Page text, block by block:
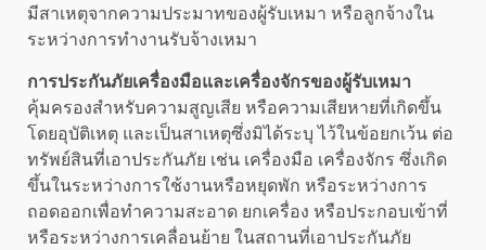
มีสาเหตุจากความประมาทของผู้รับเหมา หรือลูกจ้างใน
ระหว่างการทำงานรับจ้างเหมา
การประกันภัยเครื่องมือและเครื่องจักรของผู้รับเหมา
คุ้มครองสำหรับความสูญเสีย หรือความเสียหายที่เกิดขึ้น
โดยอุบัติเหตุ และเป็นสาเหตุซึ่งมิได้ระบุ ไว้ในข้อยกเว้น ต่อ
ทรัพย์สินที่เอาประกันภัย เช่น เครื่องมือ เครื่องจักร ซึ่งเกิด
ขึ้นในระหว่างการใช้งานหรือหยุดพัก หรือระหว่างการ
ถอดออกเพื่อทำความสะอาด ยกเครื่อง หรือประกอบเข้าที่
หรือระหว่างการเคลื่อนย้าย ในสถานที่เอาประกันภัย